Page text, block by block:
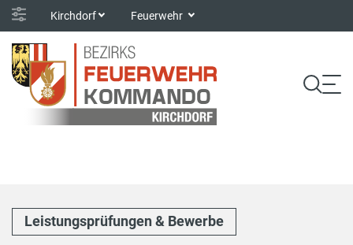
Kirchdorf Feuerwehr
Leistungsprüfungen & Bewerbe